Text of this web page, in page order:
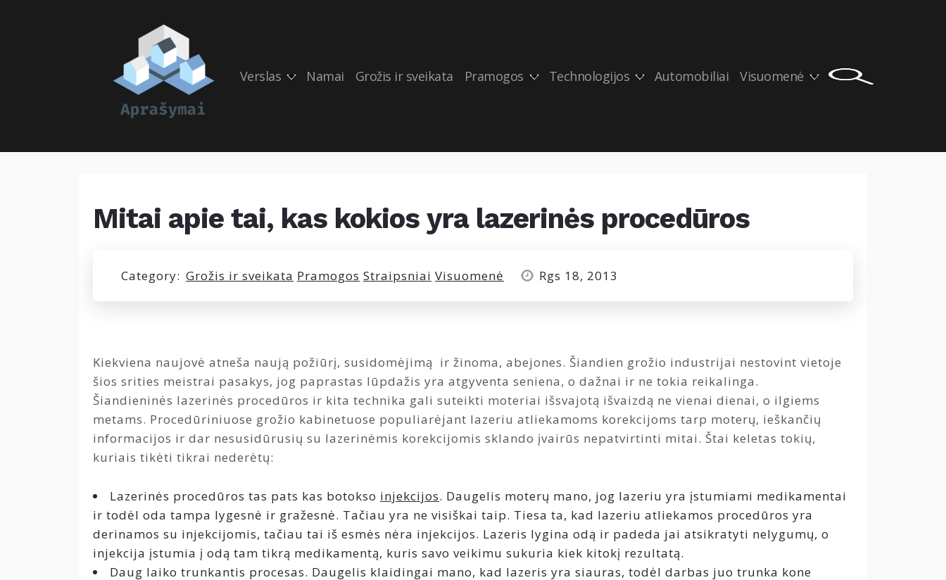
Verslas Namai Grožis ir sveikata Pramogos Technologijos Automobiliai Visuomenė
Mitai apie tai, kas kokios yra lazerinės procedūros
Category: Grožis ir sveikata Pramogos Straipsniai Visuomenė Rgs 18, 2013
Kiekviena naujovė atneša naują požiūrį, susidomėjimą ir žinoma, abejones. Šiandien grožio industrijai nestovint vietoje
šios srities meistrai pasakys, jog paprastas lūpdažis yra atgyventa seniena, o dažnai ir ne tokia reikalinga.
Šiandieninės lazerinės procedūros ir kita technika gali suteikti moteriai išsvajotą išvaizdą ne vienai dienai, o ilgiems
metams. Procedūriniuose grožio kabinetuose populiarėjant lazeriu atliekamoms korekcijoms tarp moterų, ieškančių
informacijos ir dar nesusidūrusių su lazerinėmis korekcijomis sklando įvairūs nepatvirtinti mitai. Štai keletas tokių,
kuriais tikėti tikrai nederėtų:
Lazerinės procedūros tas pats kas botokso injekcijos. Daugelis moterų mano, jog lazeriu yra įstumiami medikamentai
ir todėl oda tampa lygesnė ir gražesnė. Tačiau yra ne visiškai taip. Tiesa ta, kad lazeriu atliekamos procedūros yra
derinamos su injekcijomis, tačiau tai iš esmės nėra injekcijos. Lazeris lygina odą ir padeda jai atsikratyti nelygumų, o
injekcija įstumia į odą tam tikrą medikamentą, kuris savo veikimu sukuria kiek kitokį rezultatą.
Daug laiko trunkantis procesas. Daugelis klaidingai mano, kad lazeris yra siauras, todėl darbas juo trunka kone